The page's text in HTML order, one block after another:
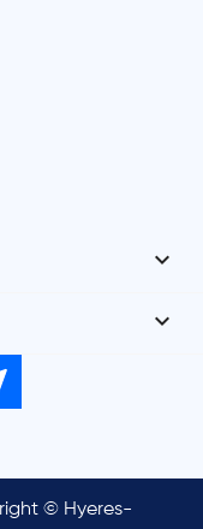


© Hyeres-